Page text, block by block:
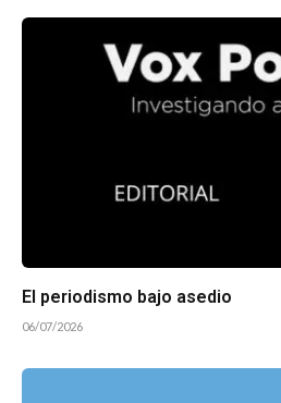
El periodismo bajo asedio
06/07/2026